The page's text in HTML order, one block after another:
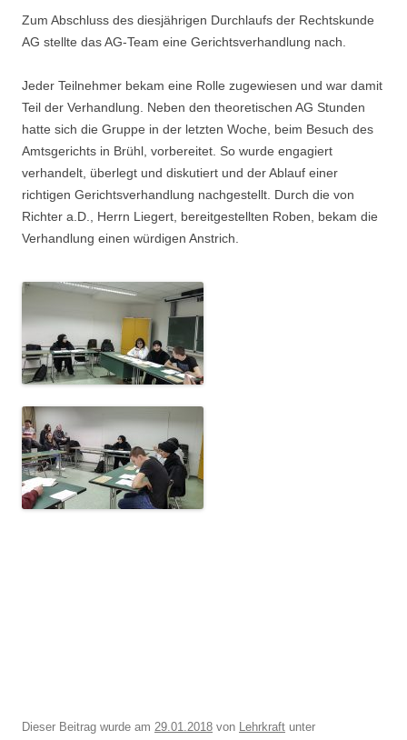
Zum Abschluss des diesjährigen Durchlaufs der Rechtskunde
AG stellte das AG-Team eine Gerichtsverhandlung nach.
Jeder Teilnehmer bekam eine Rolle zugewiesen und war damit
Teil der Verhandlung. Neben den theoretischen AG Stunden
hatte sich die Gruppe in der letzten Woche, beim Besuch des
Amtsgerichts in Brühl, vorbereitet. So wurde engagiert
verhandelt, überlegt und diskutiert und der Ablauf einer
richtigen Gerichtsverhandlung nachgestellt. Durch die von
Richter a.D., Herrn Liegert, bereitgestellten Roben, bekam die
Verhandlung einen würdigen Anstrich.
Dieser Beitrag wurde am 29.01.2018 von Lehrkraft unter